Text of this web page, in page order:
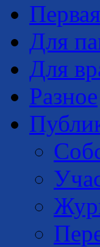
Для
Для
Разное